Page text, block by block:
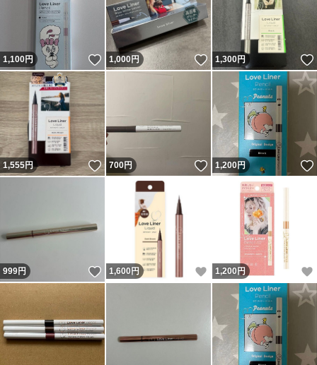
1,100円 いいね！
1,000円 いいね！
1,300円
1,555円 いいね！
700円 いいね！
1,200円
999円 いいね！
1,600 円 いいね！
1,200 円